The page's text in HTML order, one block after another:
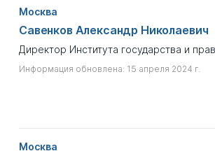
Москва
Савенков Александр Николаевич
Директор Института государства и
Информация обновлена: 15 апреля 2024 г.
Москва